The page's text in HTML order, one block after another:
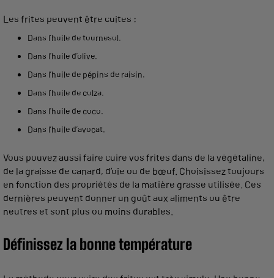
Les frites peuvent être cuites :
Dans l’huile de tournesol.
Dans l’huile d’olive.
Dans l’huile de pépins de raisin.
Dans l’huile de colza.
Dans l’huile de coco.
Dans l’huile d’avocat.
Vous pouvez aussi faire cuire vos frites dans de la végétaline,
de la graisse de canard, d’oie ou de bœuf. Choisissez toujours
en fonction des propriétés de la matière grasse utilisée. Ces
dernières peuvent donner un goût aux aliments ou être
neutres et sont plus ou moins durables.
Définissez la bonne température